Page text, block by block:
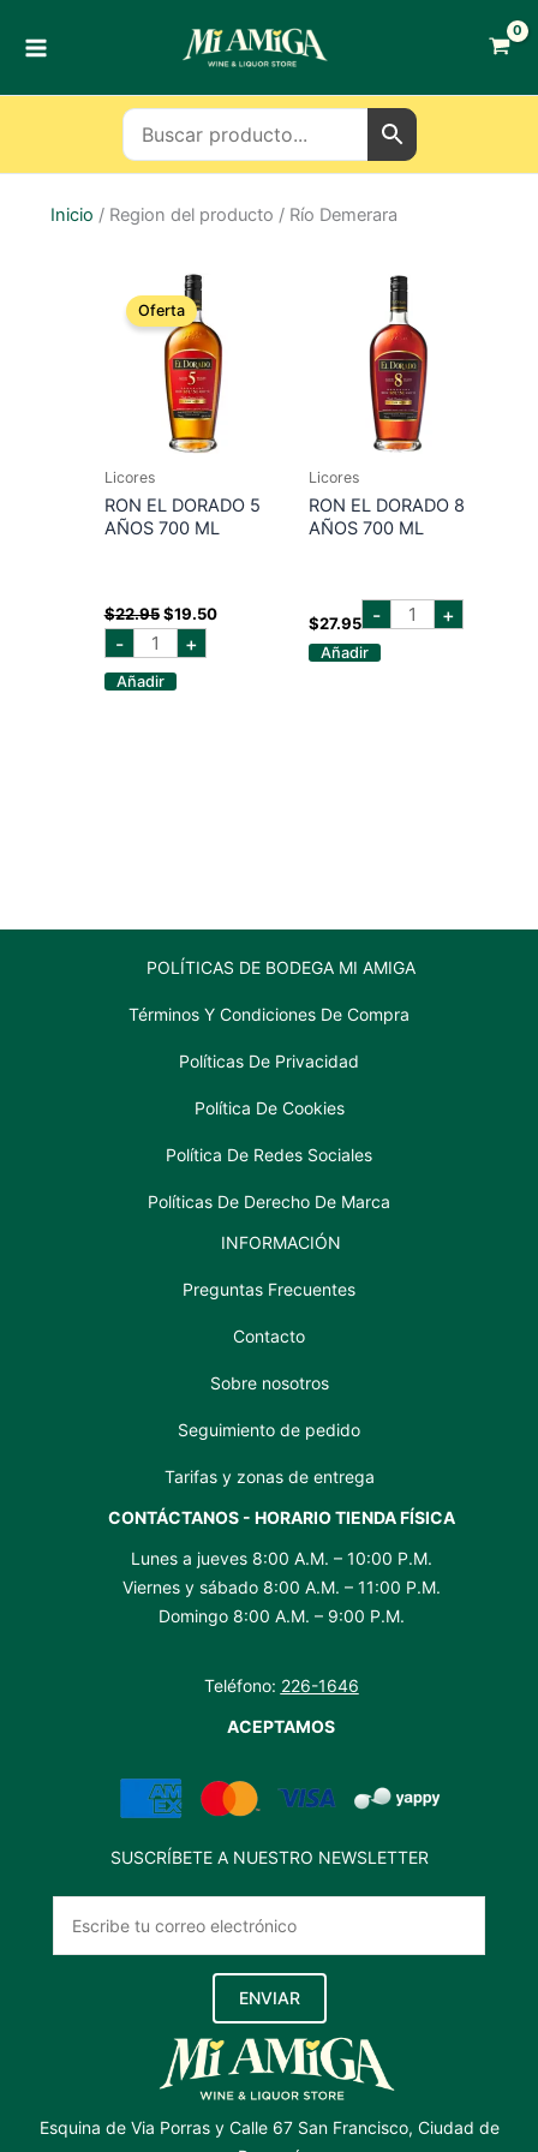
Inicio / Region del producto / Río Demerara
Oferta
Licores
RON EL DORADO 5
AÑOS 700 ML
$22.95 El
precio
original
era:
$22.95.
$19.50El
- RON
EL
DORADO
5
+
Añadir
Licores
RON EL DORADO 8
AÑOS 700 ML
$27.95 - RON
EL +
Añadir
POLÍTICAS DE BODEGA MI AMIGA
Términos Y Condiciones De Compra
Políticas De Privacidad
Política De Cookies
Política De Redes Sociales
Políticas De Derecho De Marca
INFORMACIÓN
Preguntas Frecuentes
Contacto
Sobre nosotros
Seguimiento de pedido
Tarifas y zonas de entrega
CONTÁCTANOS - HORARIO TIENDA FÍSICA
Lunes a jueves 8:00 A.M. – 10:00 P.M.
Viernes y sábado 8:00 A.M. – 11:00 P.M.
Domingo 8:00 A.M. – 9:00 P.M.
Teléfono: 226-1646
ACEPTAMOS
SUSCRÍBETE A NUESTRO NEWSLETTER
ENVIAR
Esquina de Via Porras y Calle 67 San Francisco, Ciudad de